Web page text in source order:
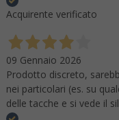
Acquirente verificato
09 Gennaio 2026
Prodotto discreto,
nei particolari (es. su
delle tacche e si vede il